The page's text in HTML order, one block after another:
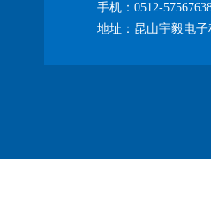
手机：0512-
地址：昆山宇毅电子